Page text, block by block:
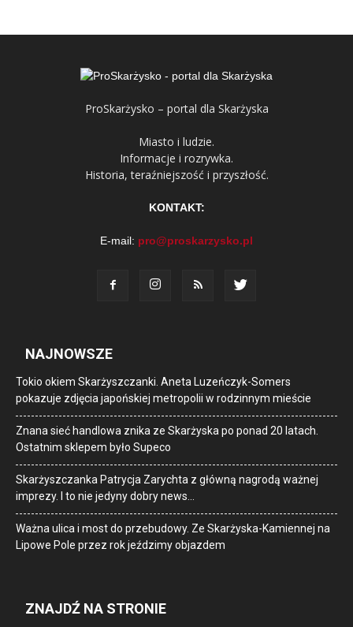
ProSkarżysko – portal dla Skarżyska
Miasto i ludzie.
Informacje i rozrywka.
Historia, teraźniejszość i przyszłość.
KONTAKT:
E-mail: pro@proskarzysko.pl
NAJNOWSZE
Tokio okiem Skarżyszczanki. Aneta Luzeńczyk-Somers
pokazuje zdjęcia japońskiej metropolii w rodzinnym mieście
Znana sieć handlowa znika ze Skarżyska po ponad 20 latach.
Ostatnim sklepem było Supeco
Skarżyszczanka Patrycja Zarychta z główną nagrodą ważnej
imprezy. I to nie jedyny dobry news…
Ważna ulica i most do przebudowy. Ze Skarżyska-Kamiennej na
Lipowe Pole przez rok jeździmy objazdem
ZNAJDŹ NA STRONIE